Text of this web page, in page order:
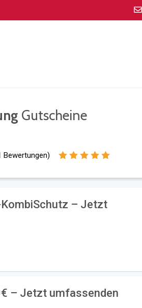
Gutscheine
Bewertungen)
KombiSchutz – Jetzt
– Jetzt umfassenden